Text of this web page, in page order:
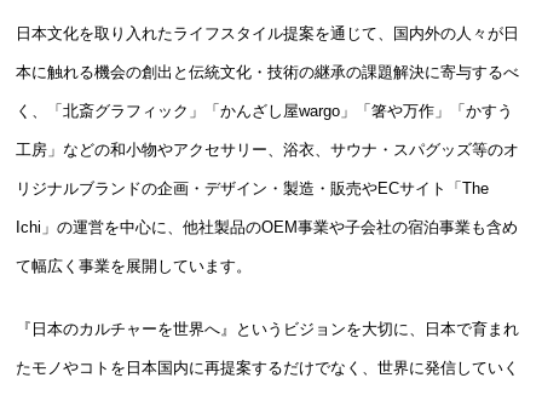
日本文化を取り入れたライフスタイル提案を通じて、国内外の人々が日
本に触れる機会の創出と伝統文化・技術の継承の課題解決に寄与するべ
く、「北斎グラフィック」「かんざし屋wargo」「箸や万作」「かすう
工房」などの和小物やアクセサリー、浴衣、サウナ・スパグッズ等のオ
リジナルブランドの企画・デザイン・製造・販売やECサイト「The
Ichi」の運営を中心に、他社製品のOEM事業や子会社の宿泊事業も含め
て幅広く事業を展開しています。
『日本のカルチャーを世界へ』というビジョンを大切に、日本で育まれ
たモノやコトを日本国内に再提案するだけでなく、世界に発信していく